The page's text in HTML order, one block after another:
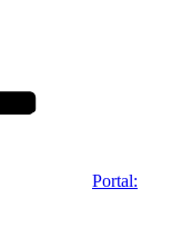
Portal: